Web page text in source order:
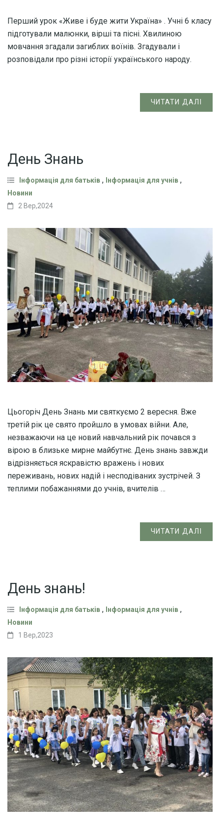
Перший урок «Живе і буде жити Україна» . Учні 6 класу
підготували малюнки, вірші та пісні. Хвилиною
мовчання згадали загиблих воїнів. Згадували і
розповідали про різні історії українського народу.
ЧИТАТИ ДАЛІ
День Знань
Інформація для батьків , Інформація для учнів ,
Новини
2 Вер,2024
Цьогоріч День Знань ми святкуємо 2 вересня. Вже
третій рік це свято пройшло в умовах війни. Але,
незважаючи на це новий навчальний рік почався з
вірою в близьке мирне майбутнє. День знань завжди
відрізняється яскравістю вражень і нових
переживань, нових надій і несподіваних зустрічей. З
теплими побажаннями до учнів, вчителів …
ЧИТАТИ ДАЛІ
День знань!
Інформація для батьків , Інформація для учнів ,
Новини
1 Вер,2023